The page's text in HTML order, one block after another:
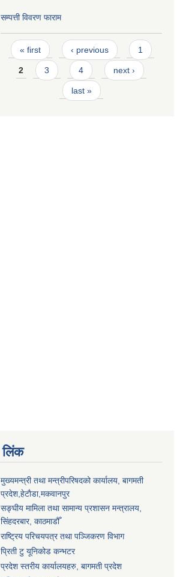
सम्पत्ती विवरण फाराम
Pages
« first ‹ previous 1
2 3 4 next ›
last »
लिंक
मुख्यमन्त्री तथा मन्त्रीपरिषदको कार्यालय, बागमती
प्रदेश,हेटाैडा,मकवानपुर
सङ्‍घीय मामिला तथा सामान्य प्रशासन मन्त्रालय,
सिंहदरबार, काठमाडौँ
राष्ट्रिय परिचयपत्र तथा पञ्जिकरण विभाग
प्रिती टु यूनिकोड कन्भटर
प्रदेश स्तरीय कार्यालयहरु, बागमती प्रदेश